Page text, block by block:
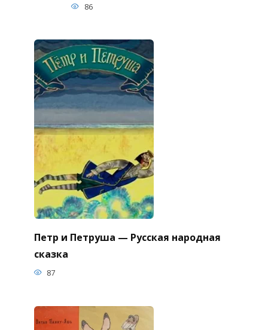
86
Петр и Петруша — Русская народная
сказка
87